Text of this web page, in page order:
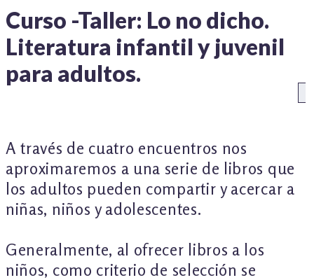
Curso -Taller: Lo no dicho.
Literatura infantil y juvenil
para adultos.
A través de cuatro encuentros nos
aproximaremos a una serie de libros que
los adultos pueden compartir y acercar a
niñas, niños y adolescentes.
Generalmente, al ofrecer libros a los
niños, como criterio de selección se
ENTRADAS